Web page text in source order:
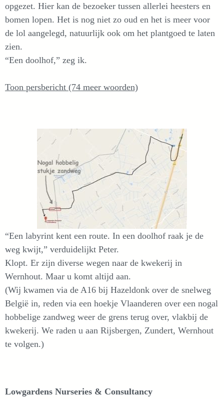
opgezet. Hier kan de bezoeker tussen allerlei heesters en
bomen lopen. Het is nog niet zo oud en het is meer voor
de lol aangelegd, natuurlijk ook om het plantgoed te laten
zien.
“Een doolhof,” zeg ik.
Toon persbericht (74 meer woorden)
“Een labyrint kent een route. In een doolhof raak je de
weg kwijt,” verduidelijkt Peter.
Klopt. Er zijn diverse wegen naar de kwekerij in
Wernhout. Maar u komt altijd aan.
(Wij kwamen via de A16 bij Hazeldonk over de snelweg
België in, reden via een hoekje Vlaanderen over een nogal
hobbelige zandweg weer de grens terug over, vlakbij de
kwekerij. We raden u aan Rijsbergen, Zundert, Wernhout
te volgen.)
Lowgardens Nurseries & Consultancy